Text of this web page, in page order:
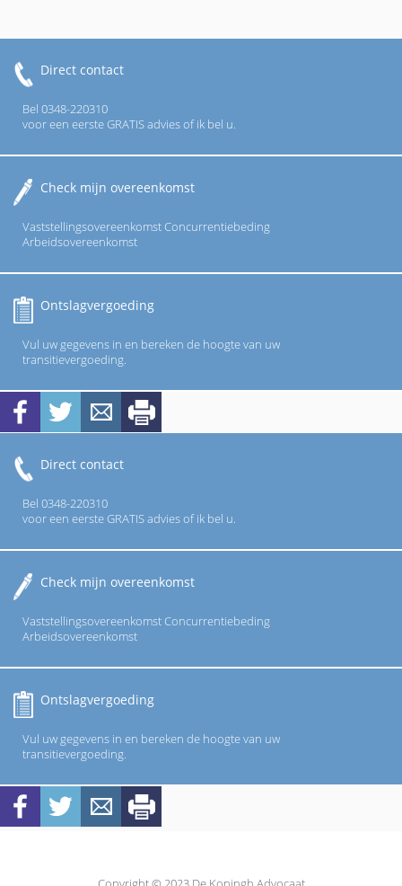
Direct contact
Bel 0348-220310
voor een eerste GRATIS advies of ik bel u.
Check mijn overeenkomst
Vaststellingsovereenkomst Concurrentiebeding
Arbeidsovereenkomst
Ontslagvergoeding
Vul uw gegevens in en bereken de hoogte van uw
transitievergoeding.
Direct contact
Bel 0348-220310
voor een eerste GRATIS advies of ik bel u.
Check mijn overeenkomst
Vaststellingsovereenkomst Concurrentiebeding
Arbeidsovereenkomst
Ontslagvergoeding
Vul uw gegevens in en bereken de hoogte van uw
transitievergoeding.